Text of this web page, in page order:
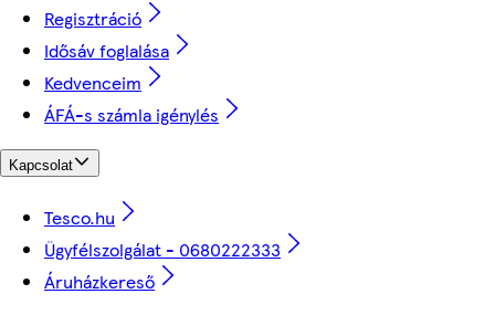
Regisztráció
Idősáv foglalása
Kedvenceim
ÁFÁ-s számla igénylés
Kapcsolat
Tesco.hu
Ügyfélszolgálat - 0680222333
Áruházkereső